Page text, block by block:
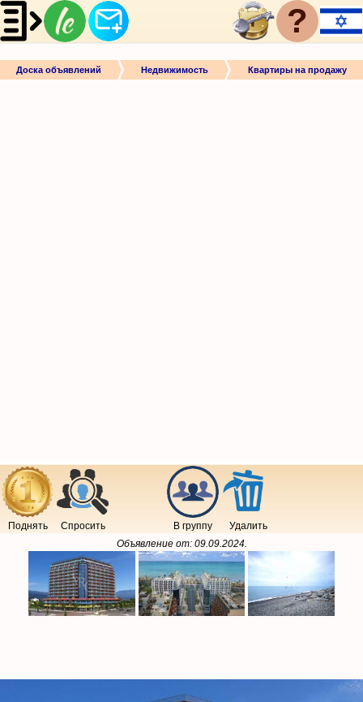
?
Доска объявлений Недвижимость Квартиры на продажу
Поднять Спросить В группу
Удалить
Объявление от: 09.09.2024.